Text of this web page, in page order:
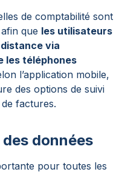
de comptabilité sont
que les utilisateurs
via
les téléphones
l’application mobile,
des options de suivi
factures.
données
pour toutes les